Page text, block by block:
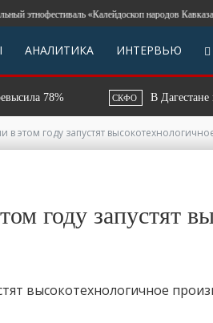
«Калейдоскоп народов Кавказа»
АНАЛИТИКА ИНТЕРВЬЮ
78% В Дагестане
в этом году запустят
году запустят